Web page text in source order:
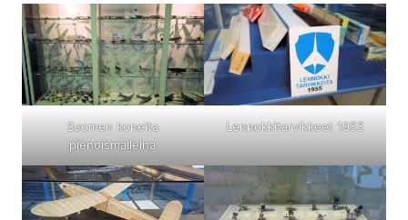
Suomen koneita
pienoismalleina
Lennokkitarvikkeet 1955